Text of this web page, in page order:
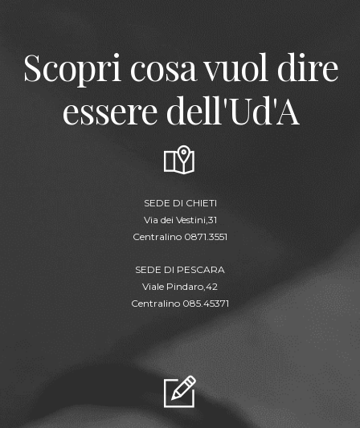
Scopri cosa vuol dire
essere dell'Ud'A
SEDE DI CHIETI
Via dei Vestini,31
Centralino 0871.3551
SEDE DI PESCARA
Viale Pindaro,42
Centralino 085.45371